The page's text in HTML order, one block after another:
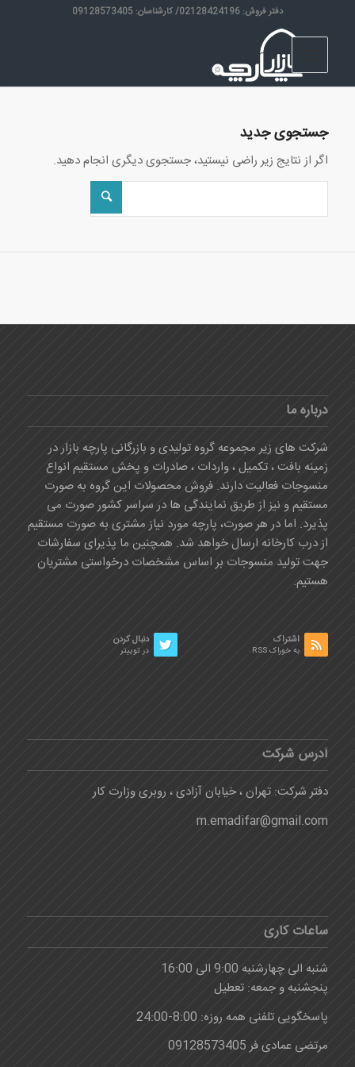
دفتر فروش: 02128424196/ کارشناسان: 09128573405
جستجوی جدید
اگر از نتایج زیر راضی نیستید، جستجوی دیگری انجام دهید.
درباره ما
شرکت های زیر مجموعه گروه تولیدی و بازرگانی پارچه بازار در
زمینه بافت ، تکمیل ، واردات ، صادرات و پخش مستقیم انواع
منسوجات فعالیت دارند. فروش محصولات این گروه به صورت
مستقیم و نیز از طریق نمایندگی ها در سراسر کشور صورت می
پذیرد. اما در هر صورت، پارچه مورد نیاز مشتری به صورت مستقیم
از درب کارخانه ارسال خواهد شد. همچنین ما پذیرای سفارشات
جهت تولید منسوجات بر اساس مشخصات درخواستی مشتریان
هستیم.
دنبال کردن
در توییتر
اشتراک
به خوراک RSS
آدرس شرکت
دفتر شرکت: تهران ، خیابان آزادی ، روبری وزارت کار
m.emadifar@gmail.com
ساعات کاری
شنبه الی چهارشنبه 9:00 الی 16:00
پنجشنبه و جمعه: تعطیل
پاسخگویی تلفنی همه روزه: 8:00-24:00
مرتضی عمادی فر 09128573405